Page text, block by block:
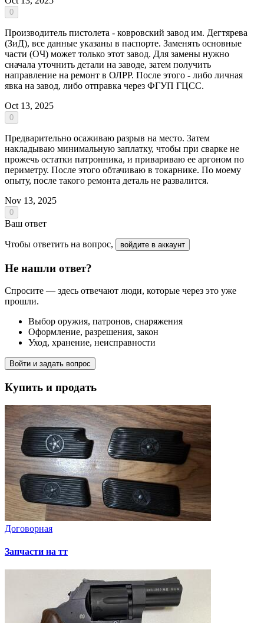
0
Производитель пистолета - ковровский завод им. Дегтярева
(ЗиД), все данные указаны в паспорте. Заменять основные
части (ОЧ) может только этот завод. Для замены нужно
сначала уточнить детали на заводе, затем получить
направление на ремонт в ОЛРР. После этого - либо личная
явка на завод, либо отправка через ФГУП ГЦСС.
Oct 13, 2025
0
Предварительно осаживаю разрыв на место. Затем
накладываю минимальную заплатку, чтобы при сварке не
прожечь остатки патронника, и привариваю ее аргоном по
периметру. После этого обтачиваю в токарнике. По моему
опыту, после такого ремонта деталь не развалится.
Nov 13, 2025
0
Ваш ответ
Чтобы ответить на вопрос, войдите в аккаунт
Не нашли ответ?
Спросите — здесь отвечают люди, которые через это уже
прошли.
Выбор оружия, патронов, снаряжения
Оформление, разрешения, закон
Уход, хранение, неисправности
Войти и задать вопрос
Купить и продать
Договорная
Запчасти на тт